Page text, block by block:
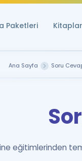
Paketleri
Ana Sayfa Soru
eğitimlerinden